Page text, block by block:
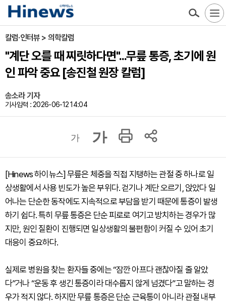
칼럼·인터뷰 > 의학칼럼
"계단 오를 때 찌릿하다면"...무릎 통증, 초기에 원
인 파악 중요 [송진철 원장 칼럼]
송소라 기자
기사입력 : 2026-06-12 14:04
가 가
[Hinews 하이뉴스] 무릎은 체중을 직접 지탱하는 관절 중 하나로 일
상생활에서 사용 빈도가 높은 부위다. 걷기나 계단 오르기, 앉았다 일
어나는 단순한 동작에도 지속적으로 부담을 받기 때문에 통증이 발생
하기 쉽다. 특히 무릎 통증은 단순 피로로 여기고 방치하는 경우가 많
지만, 원인 질환이 진행되면 일상생활의 불편함이 커질 수 있어 초기
대응이 중요하다.
실제로 병원을 찾는 환자들 중에는 “잠깐 아프다 괜찮아질 줄 알았
다”거나 “운동 후 생긴 통증이라 대수롭지 않게 넘겼다”고 말하는 경
우가 적지 않다. 하지만 무릎 통증은 단순 근육통이 아니라 관절 내부